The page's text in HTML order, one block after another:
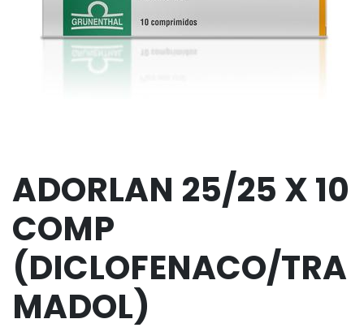
ADORLAN 25/25 X 10
COMP
(DICLOFENACO/TRA
MADOL)